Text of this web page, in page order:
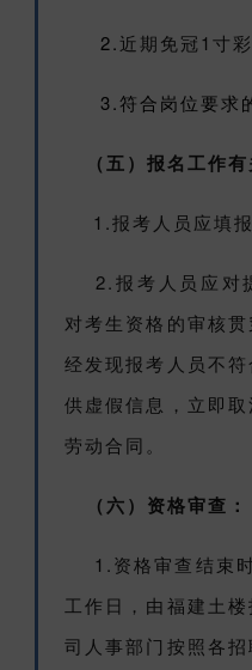
2.近期免冠1寸
3.符合岗位要求的
（五）报名工作有
1.报考人员应填报
2.报考人员应对
对考生资格的审核
经发现报考人员不
供虚假信息，立即
劳动合同。
（六）资格审查：
1.资格审查结束
工作日，由福建土
司人事部门按照各